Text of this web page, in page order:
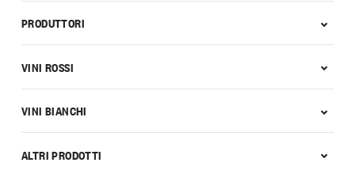
PRODUTTORI
VINI ROSSI
VINI BIANCHI
ALTRI PRODOTTI